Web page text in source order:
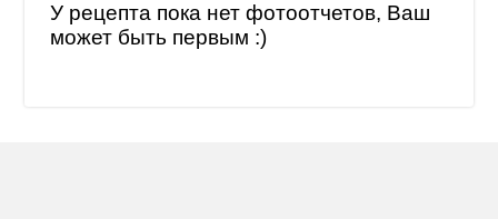
У рецепта пока нет фотоотчетов, Ваш
может быть первым :)